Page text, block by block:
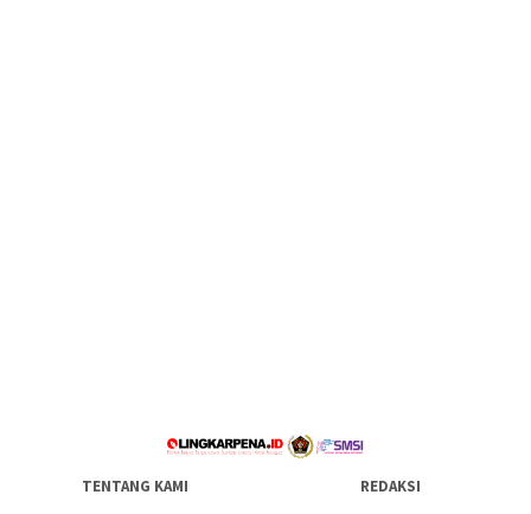
TENTANG KAMI
REDAKSI